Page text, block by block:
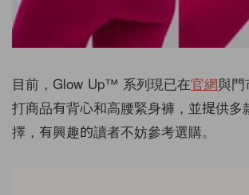
目前，Glow Up™ 系列現已在官網與門
打商品有背心和高腰緊身褲，並提供多
擇，有興趣的讀者不妨參考選購。